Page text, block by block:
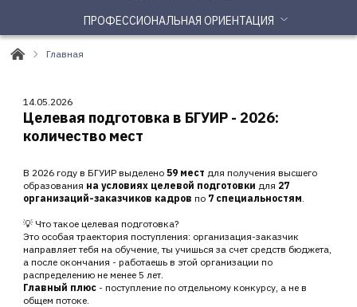
ПРОФЕССИОНАЛЬНАЯ ОРИЕНТАЦИЯ
Главная
14.05.2026
Целевая подготовка в БГУИР - 2026:
количество мест
В 2026 году в БГУИР выделено 59 мест для получения высшего
образования на условиях целевой подготовки для 27
организаций-заказчиков кадров по 7 специальностям
💡 Что такое целевая подготовка?
Это особая траектория поступления: организация-заказчик
направляет тебя на обучение, ты учишься за счет средств бюджета,
а после окончания - работаешь в этой организации по
распределению не менее 5 лет.
Главный плюс - поступление по отдельному конкурсу, а не в
общем потоке.